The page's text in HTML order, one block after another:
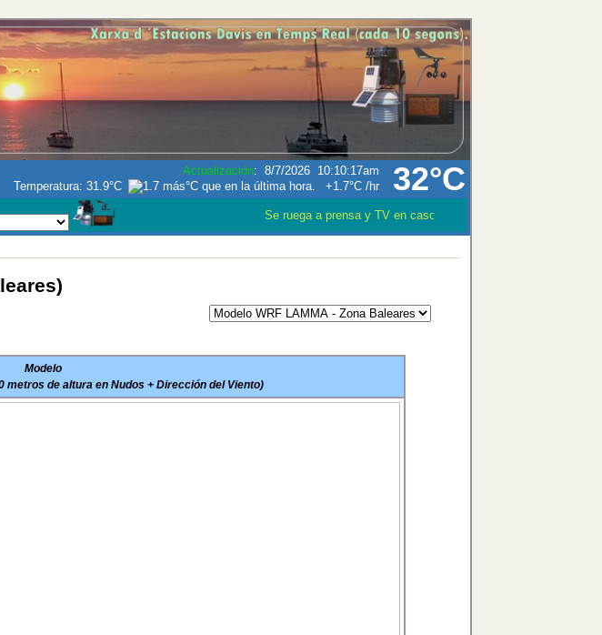
32°C
Actualización: 8/7/2026 10:10:17am
Temperatura: 31.9°C +1.7°C /hr
Se ruega a prensa y TV en caso que utilizen los datos
Modelo
metros de altura en Nudos + Dirección del Viento)